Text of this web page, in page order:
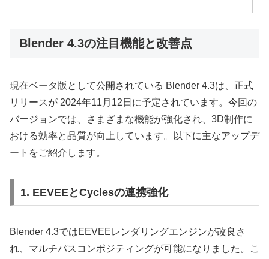
Blender 4.3の注目機能と改善点
現在ベータ版として公開されている Blender 4.3は、正式
リリースが 2024年11月12日に予定されています。今回の
バージョンでは、さまざまな機能が強化され、3D制作に
おける効率と品質が向上しています。以下に主なアップデ
ートをご紹介します。
1. EEVEEとCyclesの連携強化
Blender 4.3ではEEVEEレンダリングエンジンが改良さ
れ、マルチパスコンポジティングが可能になりました。こ